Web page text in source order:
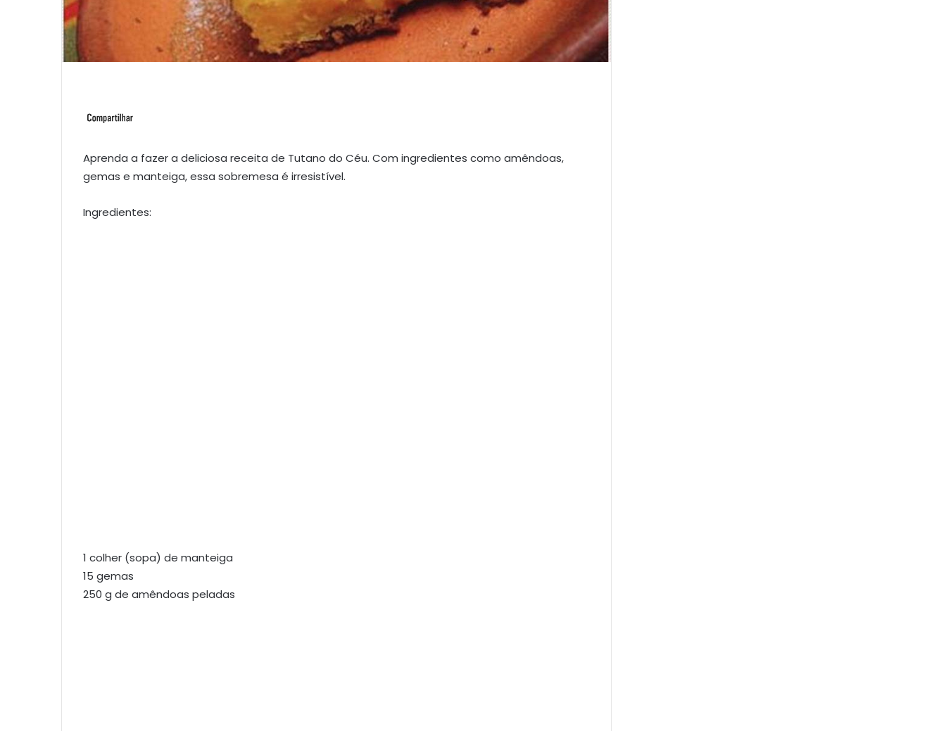
Aprenda a fazer a deliciosa receita de Tutano do Céu. Com ingredientes como amêndoas,
gemas e manteiga, essa sobremesa é irresistível.
Ingredientes:
1 colher (sopa) de manteiga
15 gemas
250 g de amêndoas peladas